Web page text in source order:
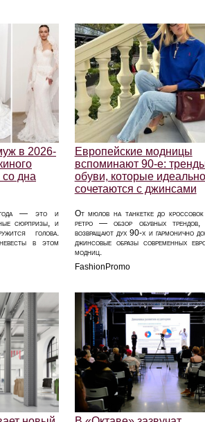
в 2026-
дна
года — это и
сюрпризы, и
голова.
в этом
Европейские модницы
вспоминают 90-е:
обуви, которые идеально
сочетаются с джинсами
От мюлов на танкетке до
ретро — обзор обувных трендов,
возвращают дух 90-х и гармонично
джинсовые образы современных
модниц.
FashionPromo